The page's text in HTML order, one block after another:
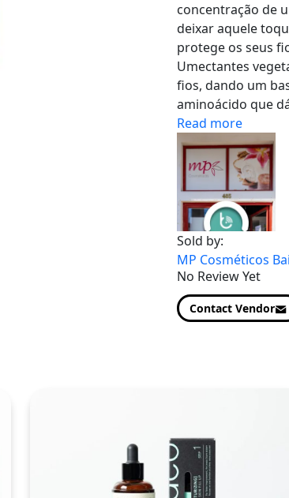
concentração de
deixar aquele
protege os seus
Umectantes
fios, dando um
aminoácido que
Read more
Sold by:
MP Cosméticos
No Review Yet
Contact Vendor